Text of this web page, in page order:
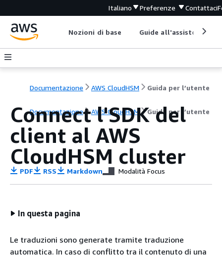
Italiano Preferenze Contattaci
Nozioni di base Guide all'assistenza
Documentazione AWS CloudHSM Guida per l’utente
Documentazione AWS CloudHSM Guida per l’utente
Connect l'SDK del
client al AWS
CloudHSM cluster
PDF RSS Markdown Modalità Focus
In questa pagina
Le traduzioni sono generate tramite traduzione
automatica. In caso di conflitto tra il contenuto di una